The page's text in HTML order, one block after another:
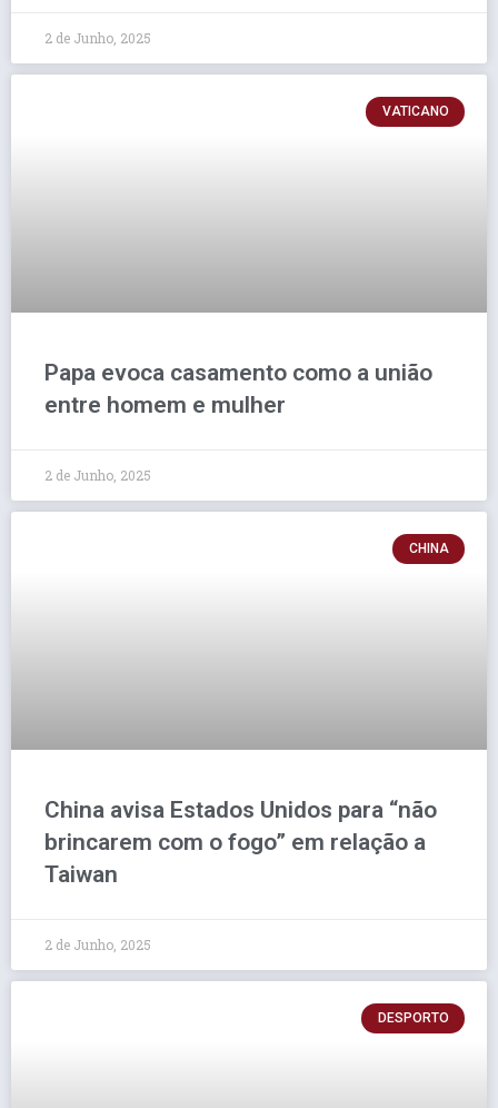
2 de Junho, 2025
VATICANO
Papa evoca casamento como a união
entre homem e mulher
2 de Junho, 2025
CHINA
China avisa Estados Unidos para “não
brincarem com o fogo” em relação a
Taiwan
2 de Junho, 2025
DESPORTO